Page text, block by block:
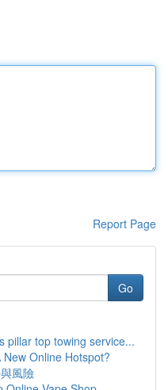
Report Page
Go
pillar top towing service...
Online Hotspot?
風險